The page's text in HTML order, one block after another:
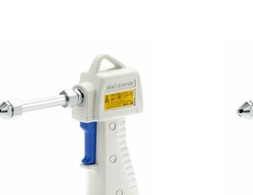
オリジナル
本気プライス
【ガムテープ】ア
スクル 現場のチ
カラ 厚さ
0.22mm 布テー
プ
￥145~